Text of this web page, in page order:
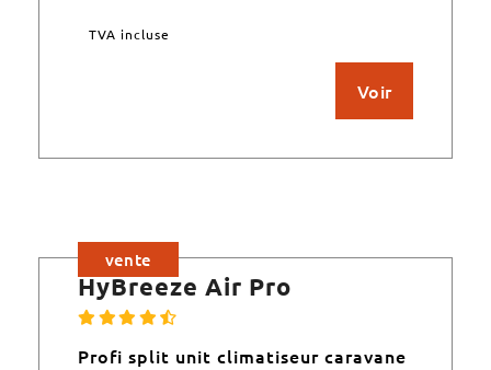
TVA incluse
Voir
vente
HyBreeze Air Pro
Profi split unit climatiseur caravane